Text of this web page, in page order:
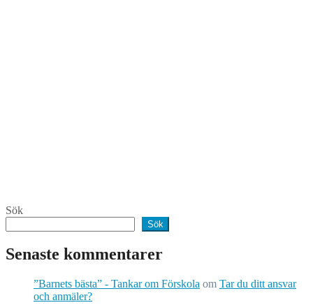
Sök
Sök
Senaste kommentarer
”Barnets bästa” - Tankar om Förskola om Tar du ditt ansvar
och anmäler?